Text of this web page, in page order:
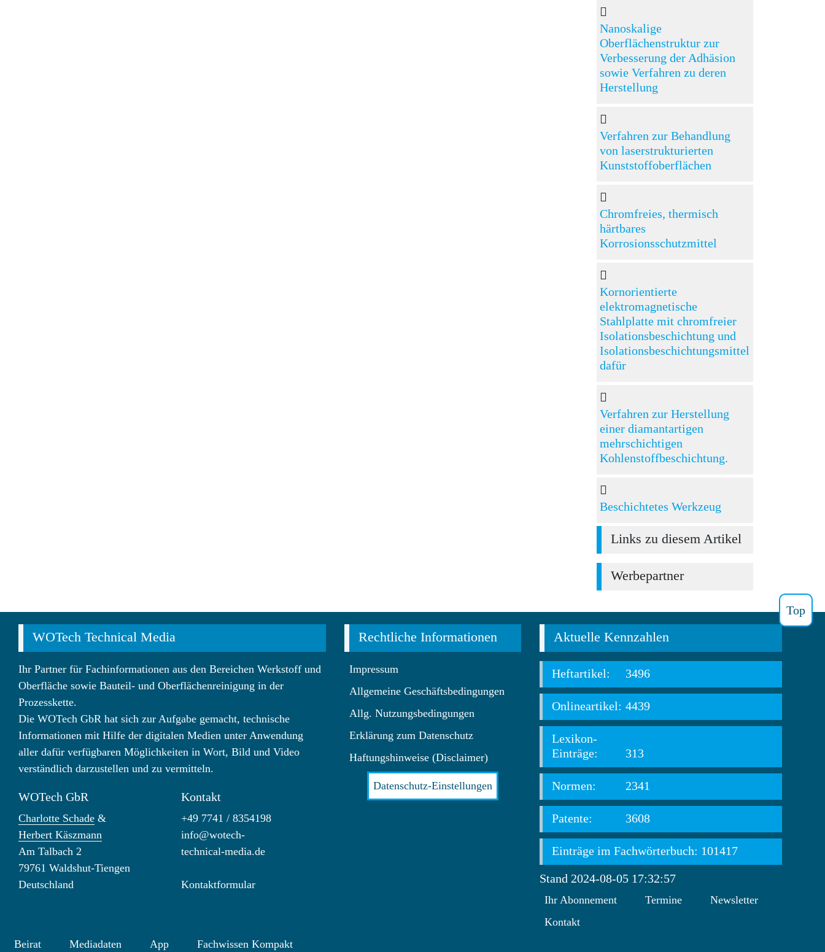
Nanoskalige
Oberflächenstruktur zur
Verbesserung der Adhäsion
sowie Verfahren zu deren
Herstellung
Verfahren zur Behandlung
von laserstrukturierten
Kunststoffoberflächen
Chromfreies, thermisch
härtbares
Korrosionsschutzmittel
Kornorientierte
elektromagnetische
Stahlplatte mit chromfreier
Isolationsbeschichtung und
Isolationsbeschichtungsmittel
dafür
Verfahren zur Herstellung
einer diamantartigen
mehrschichtigen
Kohlenstoffbeschichtung.
Beschichtetes Werkzeug
Links zu diesem Artikel
Werbepartner
Top
WOTech Technical Media
Ihr Partner für Fachinformationen aus den Bereichen Werkstoff und
Oberfläche sowie Bauteil- und Oberflächenreinigung in der
Prozesskette.
Die WOTech GbR hat sich zur Aufgabe gemacht, technische
Informationen mit Hilfe der digitalen Medien unter Anwendung
aller dafür verfügbaren Möglichkeiten in Wort, Bild und Video
verständlich darzustellen und zu vermitteln.
WOTech GbR
Charlotte Schade &
Herbert Käszmann
Am Talbach 2
79761 Waldshut-Tiengen
Deutschland
Kontakt
+49 7741 / 8354198
info@wotech-
technical-media.de
Kontaktformular
Rechtliche Informationen
Impressum
Allgemeine Geschäftsbedingungen
Allg. Nutzungsbedingungen
Erklärung zum Datenschutz
Haftungshinweise (Disclaimer)
Datenschutz-Einstellungen
Aktuelle Kennzahlen
Heftartikel: 3496
Onlineartikel: 4439
Lexikon-
Einträge:
313
Normen: 2341
Patente: 3608
Einträge im Fachwörterbuch: 101417
Stand 2024-08-05 17:32:57
Ihr Abonnement Termine
Newsletter
Kontakt
Beirat
Mediadaten App Fachwissen Kompakt